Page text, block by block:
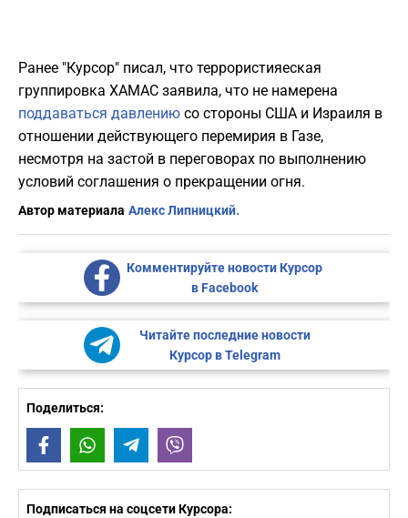
Ранее "Курсор" писал, что террористияеская
группировка ХАМАС заявила, что не намерена
поддаваться давлению со стороны США и Израиля в
отношении действующего перемирия в Газе,
несмотря на застой в переговорах по выполнению
условий соглашения о прекращении огня.
Автор материала Алекс Липницкий.
Комментируйте новости Курсор
в Facebook
Читайте последние новости
Курсор в Telegram
Поделиться:
FacebookWhatsAppTelegram
Подписаться на соцсети Курсора: